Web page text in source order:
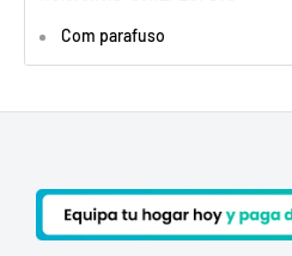
Com parafuso
Com embellecedor